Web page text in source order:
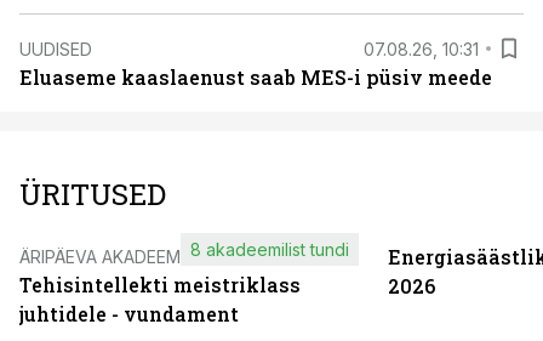
UUDISED 07.08.26, 10:31
Eluaseme kaaslaenust saab MES-i püsiv meede
ÜRITUSED
ÄRIPÄEVA AKADEEMIA
Tehisintellekti meistriklass
juhtidele - vundament
8 akadeemilist tundi
2026